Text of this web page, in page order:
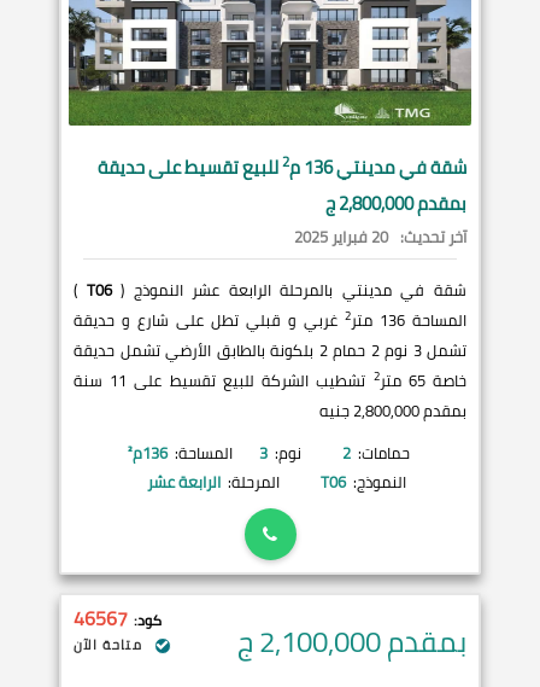
شقة فيمدينتي136 م 2للبيع تقسيط على حديقة
بمقدم 2,800,000 ج
آخر تحديث: 20 فبراير 2025
شقة في مدينتي بالمرحلة الرابعة عشر النموذج (T06
)
المساحة 136 متر
2 غربي و قبلي تطل على شارع و حديقة
تشمل 3 نوم 2 حمام 2 بلكونة بالطابق الأرضي تشمل حديقة
خاصة 65 متر
2
تشطيب الشركة للبيع تقسيط على 11 سنة
بمقدم 2,800,000 جنيه
حمامات: 2 نوم: 3 المساحة: 136م²
النموذج: T06 المرحلة: الرابعة عشر
بمقدم 2,100,000 ج كود: 46567
متاحة الآن